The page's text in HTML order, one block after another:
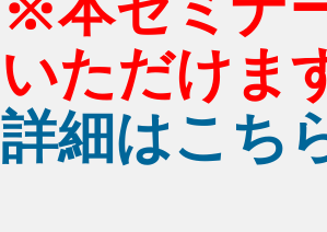
いただけま
詳細はこち